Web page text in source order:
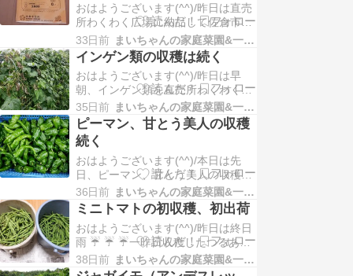
おはようございます(^^)/昨日は直売
所わくわく広場に納品して佐倉市検
診に行ってきました！！。納品はピ
ーマン、甘とう美人、ゼブラナス、
インゲン、サクサク王子ミニトマ
ト、中玉トマト、ジャガイモ アンデ
スレッド全部で１００袋、２時から
調整作業を始めて、やっと間に合い
ました！！その後、…
33日前 まいちゃんの家庭菜園&一人農業
インゲン類の収穫は続く
おはようございます(^^)/昨日は早
朝、インゲン類を直売所わくわく広
場に納品してお昼から 映画マイケル
を観に行きました (^^♪マイケルの死
には、不可解な面もあり、児童虐待
疑惑があるなどスッキリしない面も
ありますが、この映画では父親との
確執とマイケルの持つ才能がクロー
ズアップさ…
35日前 まいちゃんの家庭菜園&一人農業
ピーマン、甘とう美人の収穫
続く
おはようございます(^^)/本日は先
日、ピーマン、甘とう美人の収穫が
続いている様子をお届けします！！
収穫物はこんな～～左が甘とう美
人、右側がピーマンです (^.^)調整作
業をして、直売所わくわく広場へ納
品しました。そして、甘とう美人と
ジャコの炒め物。。。お酒のつまみ
に最高です (…
36日前 まいちゃんの家庭菜園&一人農業
ミニトマトの初収穫、初出荷
おはようございます(^^)/昨日は終日
雨 ☔ ☔ ☔一昨日収穫したつるあり
インゲンとつるなしインゲン（サク
サク王子）調整作業をして２７
38日前 まいちゃんの家庭菜園&一人農業